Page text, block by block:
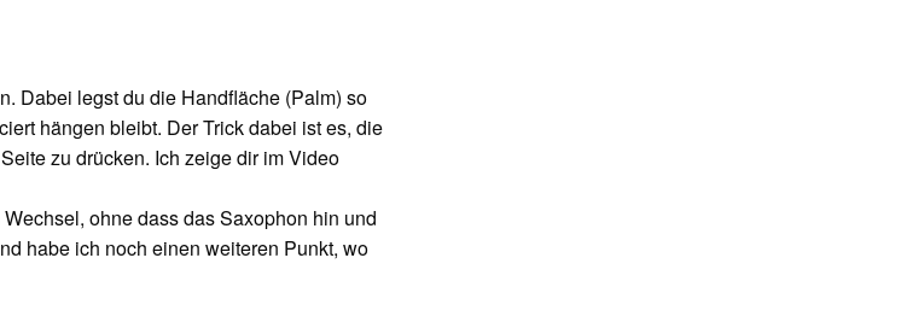
Dabei legst du die Handfläche (Palm) so
hängen bleibt. Der Trick dabei ist es, die
zu drücken. Ich zeige dir im Video
ohne dass das Saxophon hin und
habe ich noch einen weiteren Punkt, wo